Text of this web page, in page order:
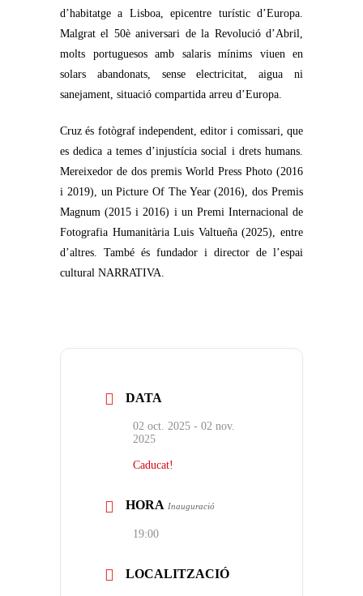
d’habitatge a Lisboa, epicentre turístic d’Europa.
Malgrat el 50è aniversari de la Revolució d’Abril,
molts portuguesos amb salaris mínims viuen en
solars abandonats, sense electricitat, aigua ni
sanejament, situació compartida arreu d’Europa.
Cruz és fotògraf independent, editor i comissari, que
es dedica a temes d’injustícia social i drets humans.
Mereixedor de dos premis World Press Photo (2016
i 2019), un Picture Of The Year (2016), dos Premis
Magnum (2015 i 2016) i un Premi Internacional de
Fotografia Humanitària Luis Valtueña (2025), entre
d’altres. També és fundador i director de l’espai
cultural NARRATIVA.
DATA
02 oct. 2025 - 02 nov.
2025
Caducat!
HORA Inauguració
19:00
LOCALITZACIÓ